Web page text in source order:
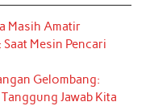
Masih Amatir
Saat Mesin Pencari
Gelombang:
Jawab Kita